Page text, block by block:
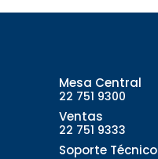
Mesa Central
22 751 9300
Ventas
22 751 9333
Soporte Técnico